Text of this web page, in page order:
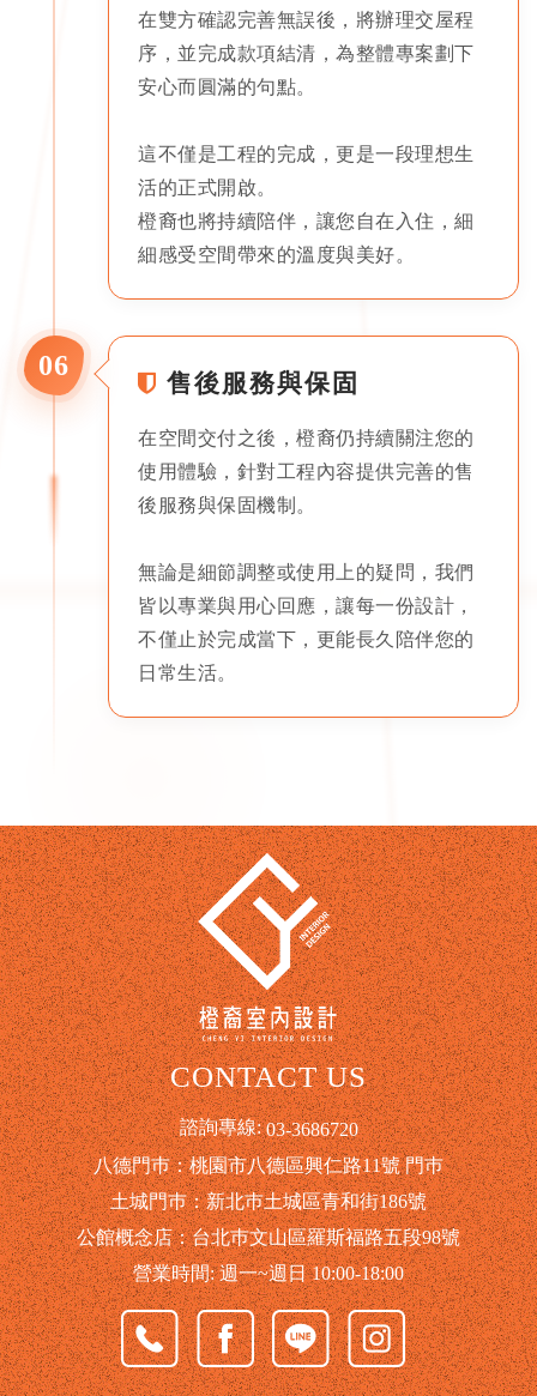
在雙方確認完善無誤後，將辦理交屋程
序，並完成款項結清，為整體專案劃下
安心而圓滿的句點。
這不僅是工程的完成，更是一段理想生
活的正式開啟。
橙裔也將持續陪伴，讓您自在入住，細
細感受空間帶來的溫度與美好。
06
售後服務與保固
在空間交付之後，橙裔仍持續關注您的
使用體驗，針對工程內容提供完善的售
後服務與保固機制。
無論是細節調整或使用上的疑問，我們
皆以專業與用心回應，讓每一份設計，
不僅止於完成當下，更能長久陪伴您的
日常生活。
CONTACT US
諮詢專線:03-3686720
八德門巿：桃園市八德區興仁路11號 門巿
土城門巿：新北巿土城區青和街186號
公館概念店：台北巿文山區羅斯福路五段98號
營業時間: 週一~週日 10:00-18:00